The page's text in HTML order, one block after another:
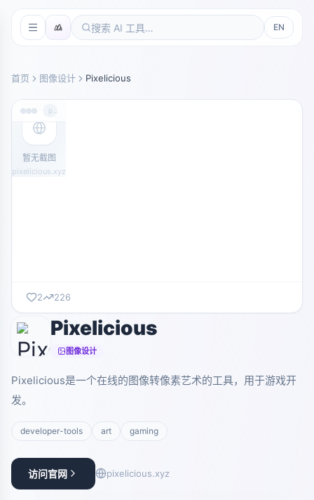
EN
首页 图像设计 Pixelicious
暂无截图
pixelicious.xyz
2 226
Pixelicious
图像设计
Pixelicious是一个在线的图像转像素艺术的工具，用于游戏开
发。
developer-tools art gaming
访问官网 pixelicious.xyz